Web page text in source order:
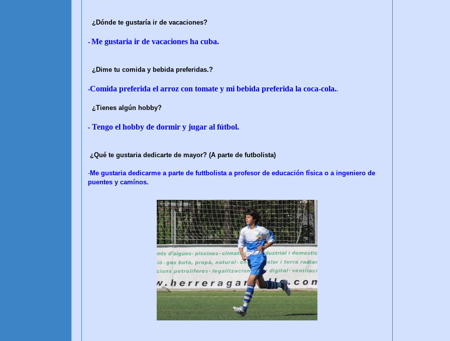
¿Dónde te gustaría ir de vacaciones?
- Me gustaria ir de vacaciones ha cuba.
¿Dime tu comida y bebida preferidas.?
-Comida preferida el arroz con tomate y mi bebida preferida la coca-cola..
¿Tienes algún hobby?
- Tengo el hobby de dormir y jugar al fútbol.
¿Qué te gustaria dedicarte de mayor? (A parte de futbolista)
-Me gustaria dedicarme a parte de futtbolista a profesor de educación física o a ingeniero de
puentes y camínos.